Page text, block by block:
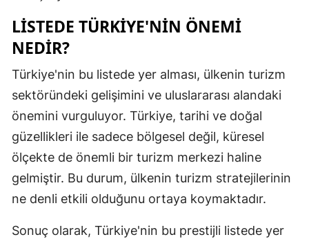
Sakarya
Samsun
Siirt
Sinop
Sivas
LISTEDE TÜRKIYE'NIN ÖNEMI
NEDIR?
Türkiye'nin bu listede yer alması, ülkenin turizm
sektöründeki gelişimini ve uluslararası alandaki
önemini vurguluyor. Türkiye, tarihi ve doğal
güzellikleri ile sadece bölgesel değil, küresel
ölçekte de önemli bir turizm merkezi haline
gelmiştir. Bu durum, ülkenin turizm stratejilerinin
ne denli etkili olduğunu ortaya koymaktadır.
Sonuç olarak, Türkiye'nin bu prestijli listede yer